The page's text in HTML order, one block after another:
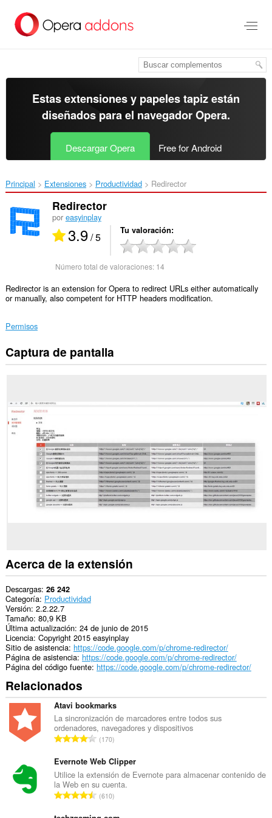
contenido
Estas extensiones y papeles tapiz están
diseñados para el navegador Opera.
Descargar Opera Free for Android
Principal Extensiones Productividad Redirector‎
Redirector
por easyinplay
3.9/ 5 Tu valoración
Número total de valoraciones: 14
Redirector is an extension for Opera to redirect URLs either automatically
or manually, also competent for HTTP headers modification.
Permisos
Esta
extensión
tus
datos
en
todos
extension
to
you
in
the
system
tray.
Esta
extensión
puede
acceder
a
tus
pestañas
actividades
navegación.
Captura de pantalla
Acerca de la extensión
Descargas 26 242
Categoría Productividad
Versión 2.2.22.7
Tamaño 80,9 KB
Última actualización 24 de junio de 2015
Licencia Copyright 2015 easyinplay
Sitio de asistencia https://code.google.com/p/chrome-redirector/
Página de asistencia https://code.google.com/p/chrome-redirector/
Página del código fuente https://code.google.com/p/chrome-redirector/
Relacionados
Atavi bookmarks
La sincronización de marcadores entre todos sus
ordenadores, navegadores y dispositivos
N
m
e
r
o
170
Evernote Web Clipper
Utilice la extensión de Evernote para almacenar contenido de
la Web en su cuenta.
N610